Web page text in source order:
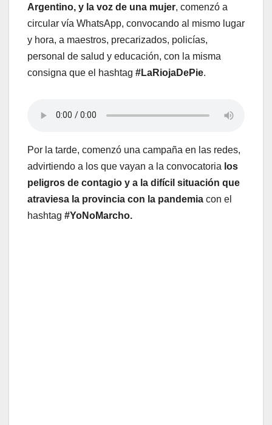
Argentino, y la voz de una mujer, comenzó a
circular vía WhatsApp, convocando al mismo lugar
y hora, a maestros, precarizados, policías,
personal de salud y educación, con la misma
consigna que el hashtag #LaRiojaDePie.
Por la tarde, comenzó una campaña en las redes,
advirtiendo a los que vayan a la convocatoria los
peligros de contagio y a la difícil situación que
atraviesa la provincia con la pandemia con el
hashtag #YoNoMarcho.